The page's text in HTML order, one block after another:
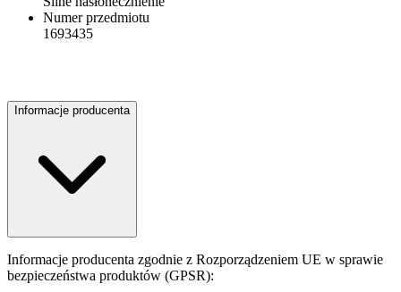
Numer przedmiotu
1693435
Informacje producenta
Informacje producenta zgodnie z Rozporządzeniem UE w sprawie
bezpieczeństwa produktów (GPSR):